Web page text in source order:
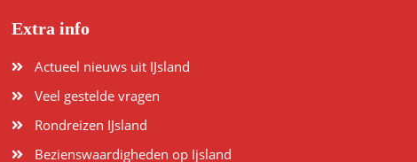
Extra info
Actueel nieuws uit IJsland
Veel gestelde vragen
Rondreizen IJsland
Bezienswaardigheden op Ijsland